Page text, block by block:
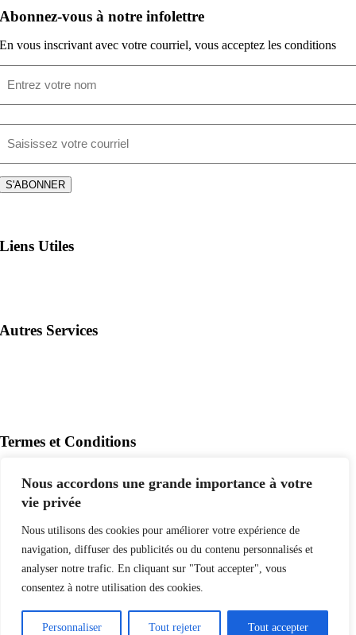
Nous accordons une grande importance à votre
vie privée
Nous utilisons des cookies pour améliorer votre expérience de
navigation, diffuser des publicités ou du contenu personnalisés et
analyser notre trafic. En cliquant sur "Tout accepter", vous
consentez à notre utilisation des cookies.
Personnaliser Tout rejeter Tout accepter
Abonnez-vous à notre infolettre
En vous inscrivant avec votre courriel, vous acceptez les conditions
S'ABONNER
Liens Utiles
Autres Services
Termes et Conditions
Politique de renseignement
Politique de retour
RENOMAT – CONCEPTION DE SITE WEB PARDIGITAL
MARKETING SOLUTIONS
Page load link